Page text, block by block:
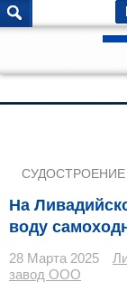
СУДОСТРОЕНИЕ
На
воду
28 Марта 2025
завод ООО